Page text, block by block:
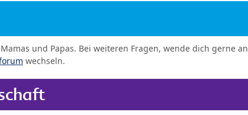
und Papas. Bei weiteren Fragen, wende dich gerne an
wechseln.